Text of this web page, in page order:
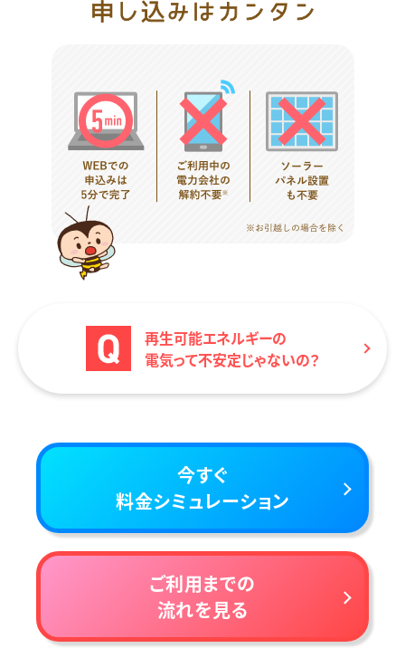
再生可能エネルギーの
電気って不安定じゃないの？
今すぐ
料金シミュレーション
ご利用までの
流れを見る